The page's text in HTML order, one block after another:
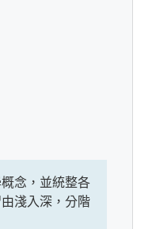
念，並統整各
淺入深，分階